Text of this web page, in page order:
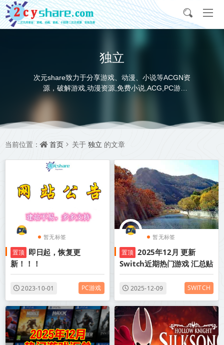
独立
次元share致力于分享游戏、动漫、小说等ACGN资
源，破解游戏,动漫资源,免费小说,ACG,PC游
戏,switch游戏,金手指，动画电影,动画片,全本小说,
并提供网盘下载
当前位置： 首页 关于 独立 的文章
暂无标签
置顶 即日起，恢复更
新！！！
2023-10-01 PC游戏
暂无标签
置顶 2025年12月 更新
Switch近期热门游戏 汇总贴
2025-12-09 SWITCH